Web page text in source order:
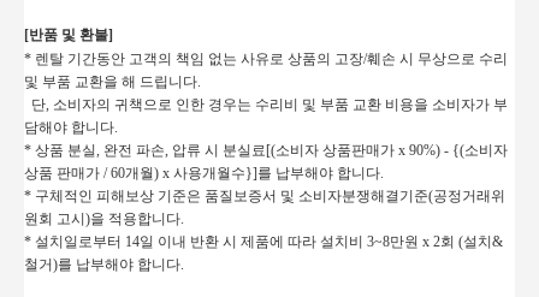
[반품 및 환불]
* 렌탈 기간동안 고객의 책임 없는 사유로 상품의 고장/훼손 시 무상으로 수리
및 부품 교환을 해 드립니다.
단, 소비자의 귀책으로 인한 경우는 수리비 및 부품 교환 비용을 소비자가 부
담해야 합니다.
* 상품 분실, 완전 파손, 압류 시 분실료[(소비자 상품판매가 x 90%) - {(소비자
상품 판매가 / 60개월) x 사용개월수}]를 납부해야 합니다.
* 구체적인 피해보상 기준은 품질보증서 및 소비자분쟁해결기준(공정거래위
원회 고시)을 적용합니다.
* 설치일로부터 14일 이내 반환 시 제품에 따라 설치비 3~8만원 x 2회 (설치&
철거)를 납부해야 합니다.